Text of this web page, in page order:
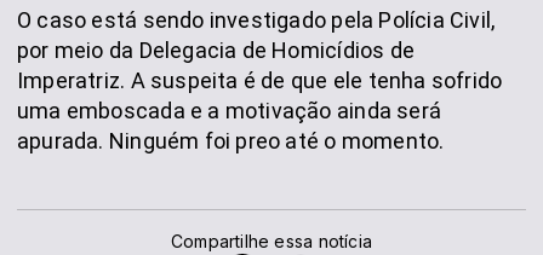
O caso está sendo investigado pela Polícia Civil,
por meio da Delegacia de Homicídios de
Imperatriz. A suspeita é de que ele tenha sofrido
uma emboscada e a motivação ainda será
apurada. Ninguém foi preo até o momento.
Compartilhe essa notícia